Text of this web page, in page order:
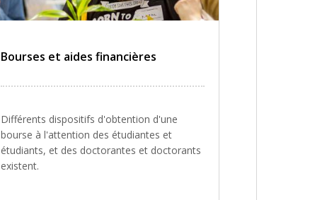
Bourses et aides financières
Différents dispositifs d'obtention d'une
bourse à l'attention des étudiantes et
étudiants, et des doctorantes et doctorants
existent.